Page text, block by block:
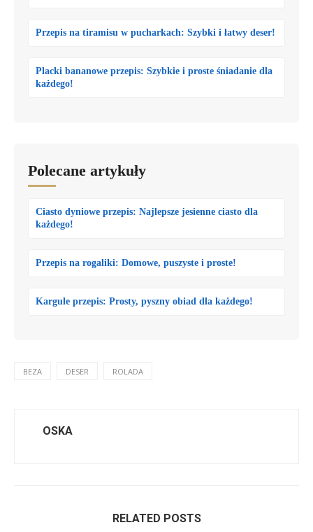
Przepis na tiramisu w pucharkach: Szybki i łatwy deser!
Placki bananowe przepis: Szybkie i proste śniadanie dla
każdego!
Polecane artykuły
Ciasto dyniowe przepis: Najlepsze jesienne ciasto dla
każdego!
Przepis na rogaliki: Domowe, puszyste i proste!
Kargule przepis: Prosty, pyszny obiad dla każdego!
BEZA DESER ROLADA
OSKA
RELATED POSTS